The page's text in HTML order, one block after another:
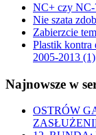
NC+ czy NC-
Nie szata
Zabierzcie
Plastik kontra
2005-2013 (1)
Najnowsze w
OSTRÓW